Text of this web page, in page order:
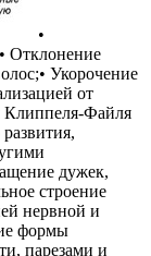
•
Отклонение
Укорочение
от
Клиппеля-Файля
дужек,
строение
нервной и
формы
парезами и